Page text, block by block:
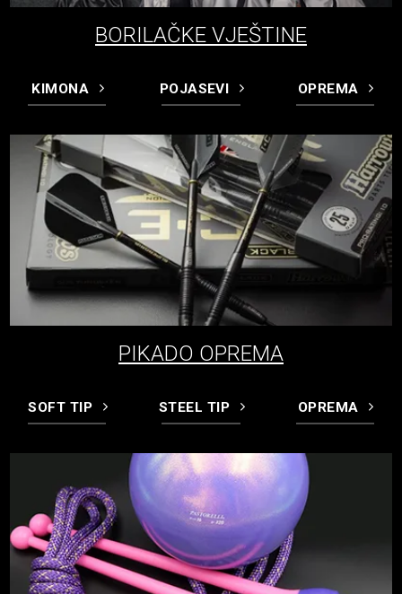
BORILAČKE VJEŠTINE
KIMONA POJASEVI OPREMA
PIKADO OPREMA
SOFT TIP STEEL TIP OPREMA